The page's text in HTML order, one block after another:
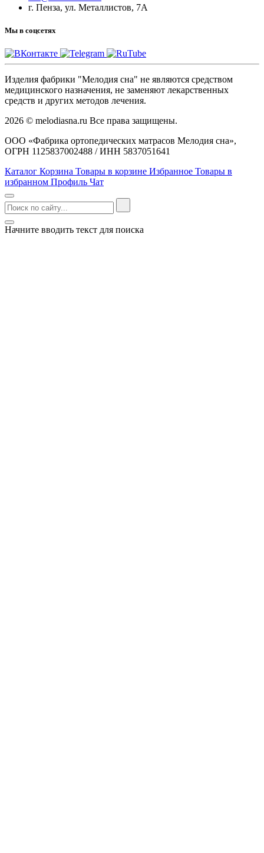
г. Пенза, ул. Металлистов, 7А
Мы в соцсетях
Изделия фабрики "Мелодия сна" не являются средством
медицинского назначения, не заменяют лекарственных
средств и других методов лечения.
2026 © melodiasna.ru Все права защищены.
ООО «Фабрика ортопедических матрасов Мелодия сна»,
ОГРН 1125837002488 / ИНН 5837051641
Каталог Корзина Товары в корзине Избранное Товары в
избранном Профиль Чат
Начните вводить текст для поиска